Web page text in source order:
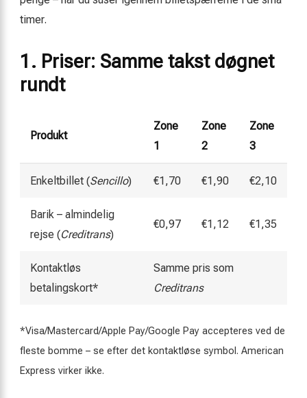
timer.
1. Priser: Samme takst døgnet
rundt
Produkt
Zone
1
Zone
2
Zone
3
Enkeltbillet (Sencillo) €1,70 €1,90 €2,10
Barik – almindelig
rejse (Creditrans)
€0,97 €1,12 €1,35
Kontaktløs
betalingskort*
Samme pris som
Creditrans
*Visa/Mastercard/Apple Pay/Google Pay accepteres ved de
fleste bomme – se efter det kontaktløse symbol. American
Express virker ikke.